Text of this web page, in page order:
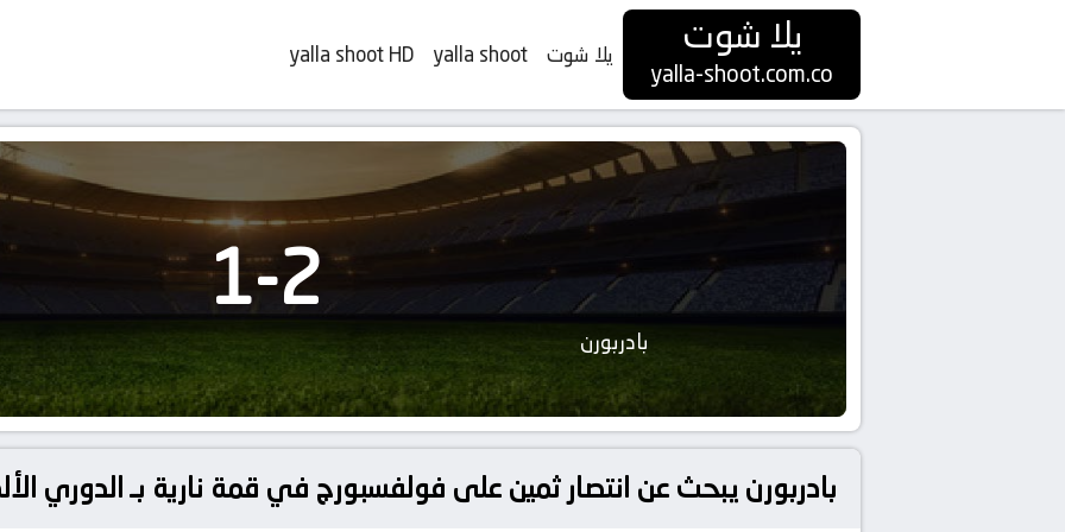
يلا شوت
yalla-shoot.com.co
يلا شوت yalla shoot
yalla shoot HD
بادربورن
2
-
1
بادربورن يبحث عن انتصار ثمين على فولفسبورج في قمة نارية بـ الدوري